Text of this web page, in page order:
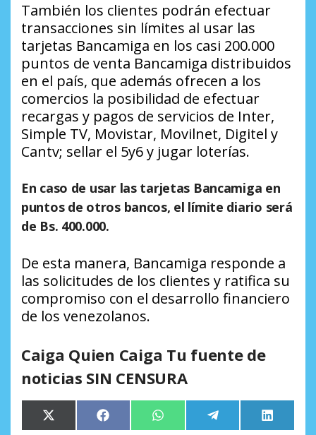
También los clientes podrán efectuar
transacciones sin límites al usar las
tarjetas Bancamiga en los casi 200.000
puntos de venta Bancamiga distribuidos
en el país, que además ofrecen a los
comercios la posibilidad de efectuar
recargas y pagos de servicios de Inter,
Simple TV, Movistar, Movilnet, Digitel y
Cantv; sellar el 5y6 y jugar loterías.
En caso de usar las tarjetas Bancamiga en
puntos de otros bancos, el límite diario será
de Bs. 400.000.
De esta manera, Bancamiga responde a
las solicitudes de los clientes y ratifica su
compromiso con el desarrollo financiero
de los venezolanos.
Caiga Quien Caiga Tu fuente de
noticias SIN CENSURA
Compartir
en
X
(Twitter)
Compartir
en
Facebook Compartir
en
WhatsApp Compartir
en
Telegram
en
LinkedIn